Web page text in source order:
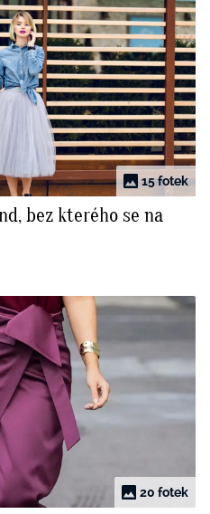
15 fotek
bez kterého se na
20 fotek